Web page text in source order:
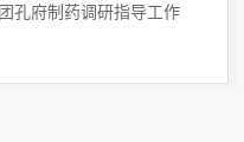
孔府制药调研指导工作